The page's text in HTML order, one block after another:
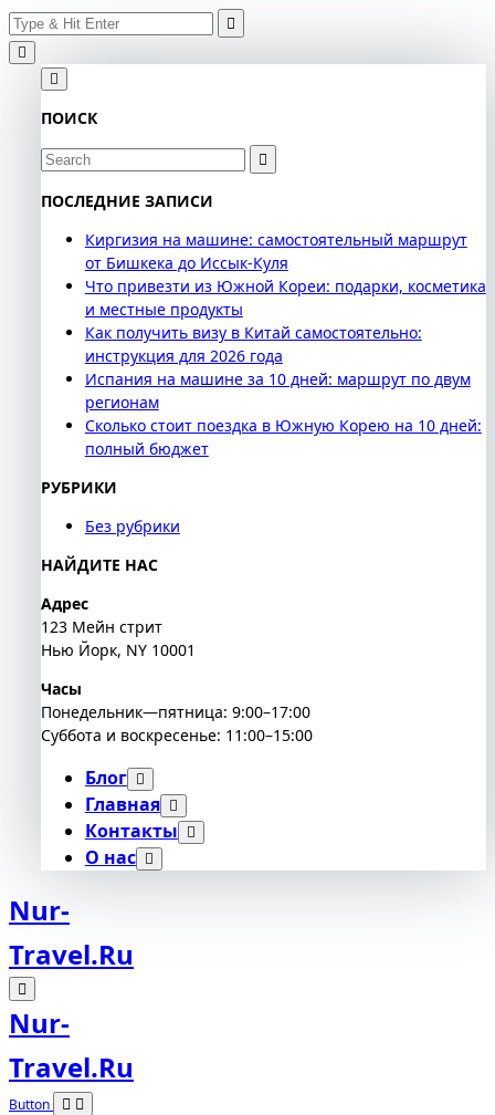
Skip
to
content
Search
for:
ПОИСК
Search
for:
ПОСЛЕДНИЕ ЗАПИСИ
Киргизия на машине: самостоятельный маршрут
от Бишкека до Иссык-Куля
Что привезти из Южной Кореи: подарки, косметика
и местные продукты
Как получить визу в Китай самостоятельно:
инструкция для 2026 года
Испания на машине за 10 дней: маршрут по двум
регионам
Сколько стоит поездка в Южную Корею на 10 дней:
полный бюджет
РУБРИКИ
Без рубрики
НАЙДИТЕ НАС
Адрес
123 Мейн стрит
Нью Йорк, NY 10001
Часы
Понедельник—пятница: 9:00–17:00
Суббота и воскресенье: 11:00–15:00
Блог
Главная
Контакты
О нас
Nur-
Travel.ru
Nur-
Travel.ru
Button